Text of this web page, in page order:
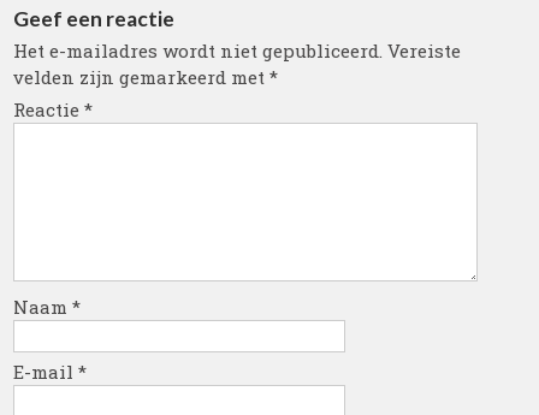
Geef een reactie
Het e-mailadres wordt niet gepubliceerd. Vereiste
velden zijn gemarkeerd met*
Reactie*
Naam*
E-mail*